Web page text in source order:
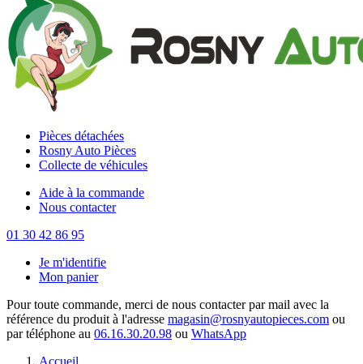
Pièces détachées
Rosny Auto Pièces
Collecte de véhicules
Aide à la commande
Nous contacter
01 30 42 86 95
Je m'identifie
Mon panier
Pour toute commande, merci de nous contacter par mail avec la
référence du produit à l'adresse magasin@rosnyautopieces.com ou
par téléphone au 06.16.30.20.98 ou WhatsApp
Accueil